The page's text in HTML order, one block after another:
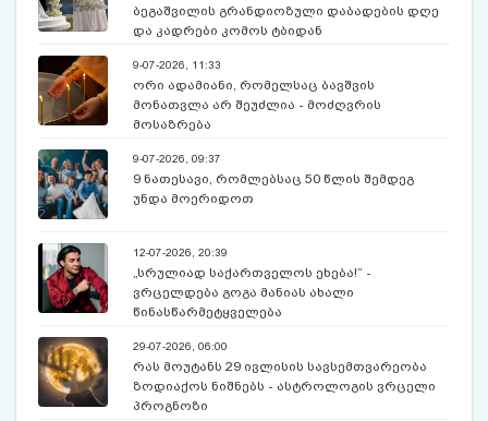
ბეგაშვილის გრანდიოზული დაბადების დღე
და კადრები კომოს ტბიდან
9-07-2026, 11:33
ორი ადამიანი, რომელსაც ბავშვის
მონათვლა არ შეუძლია - მოძღვრის
მოსაზრება
9-07-2026, 09:37
9 ნათესავი, რომლებსაც 50 წლის შემდეგ
უნდა მოერიდოთ
12-07-2026, 20:39
„სრულიად საქართველოს ეხება!“ -
ვრცელდება გოგა მანიას ახალი
წინასწარმეტყველება
29-07-2026, 06:00
რას მოუტანს 29 ივლისის სავსემთვარეობა
ზოდიაქოს ნიშნებს - ასტროლოგის ვრცელი
პროგნოზი